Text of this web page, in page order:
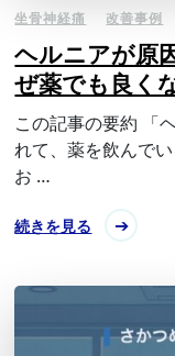
坐骨神経痛 改善事例
ヘルニアが原
ぜ薬でも良く
この記事の要約 「
れて、薬を飲んで
お …
続きを見る